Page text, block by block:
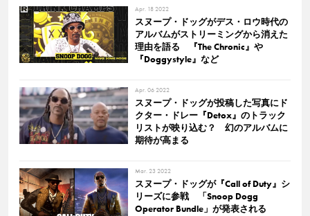
Apr. 18 2022
スヌープ・ドッグがデス・ロウ時代の
アルバムがストリーミングから消えた
理由を語る 『The Chronic』や
『Doggystyle』など
Apr. 06 2022
スヌープ・ドッグが投稿した写真にド
クター・ドレー『Detox』のトラック
リストが映り込む？ 幻のアルバムに
期待が高まる
Mar. 23 2022
スヌープ・ドッグが『Call of Duty』シ
リーズに参戦 「Snoop Dogg
Operator Bundle」が発表される